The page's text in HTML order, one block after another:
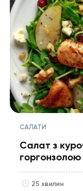
САЛАТИ
Салат з
горгонзолою
25 хвилин